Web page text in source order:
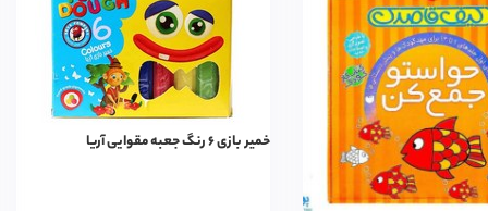
خمیر بازی ۶ رنگ جعبه مقوایی آریا